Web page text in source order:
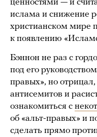
ценностями — и
ислама и снижение
христианском мире
к появлению
Бэннон не раз с
под его
правых», но
антисемитов и
ознакомиться с
об «альт-правых» и
сделать прямо